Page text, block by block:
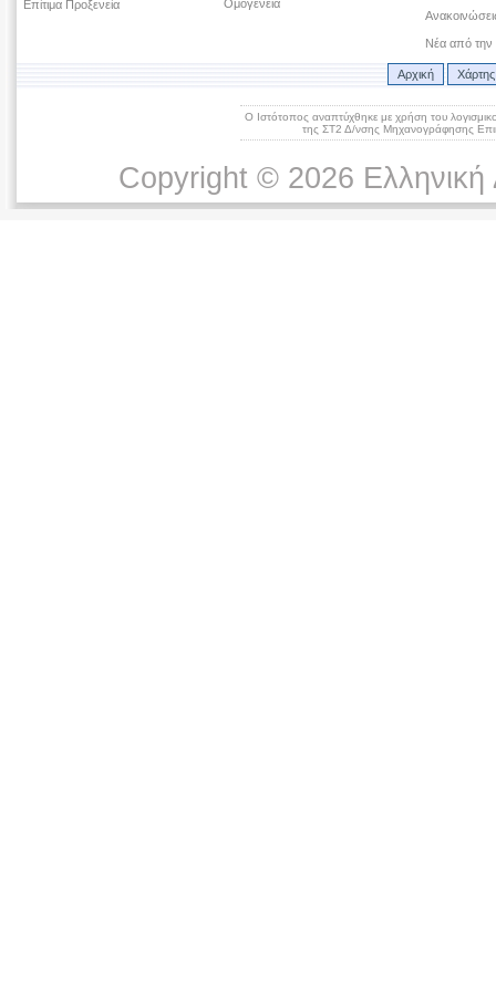
Επίτιμα Προξενεία Ομογένεια
Νέα από την
Αρχική
Ο Ιστότοπος αναπτύχθηκε με χρήση του
της ΣΤ2 Δ/νσης Μηχανογράφησης
Copyright © 2026